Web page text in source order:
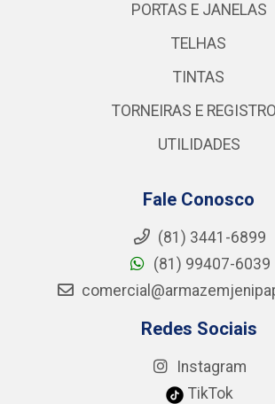
PORTAS E JANELAS
TELHAS
TINTAS
TORNEIRAS E
UTILIDADES
Fale Conosco
(81) 3441-6899
(81) 99407-6039
Redes Sociais
Instagram
TikTok